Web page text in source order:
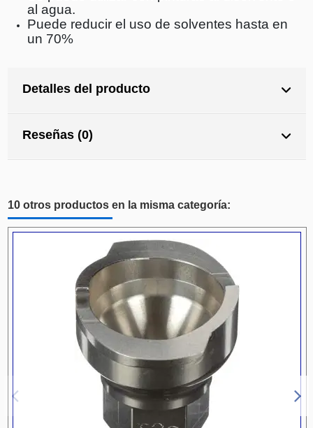
al agua.
Puede reducir el uso de solventes hasta en
un 70%
Detalles del producto
Reseñas (0)
10 otros productos en la misma categoría: